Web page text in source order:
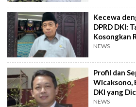
Kecewa
DPRD DKI:
Kosongkan
NEWS
Profil dan
Wicaksono,
DKI yang
Anung!
NEWS